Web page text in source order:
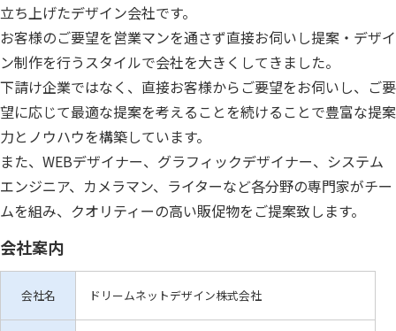
立ち上げたデザイン会社です。
お客様のご要望を営業マンを通さず直接お伺いし提案・デザイ
ン制作を行うスタイルで会社を大きくしてきました。
下請け企業ではなく、直接お客様からご要望をお伺いし、ご要
望に応じて最適な提案を考えることを続けることで豊富な提案
力とノウハウを構築しています。
また、WEBデザイナー、グラフィックデザイナー、システム
エンジニア、カメラマン、ライターなど各分野の専門家がチー
ムを組み、クオリティーの高い販促物をご提案致します。
会社案内
会社名 ドリームネットデザイン株式会社